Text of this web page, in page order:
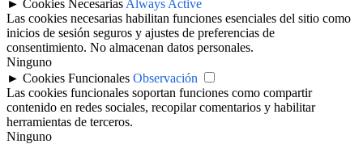
► Cookies Necesarias Always Active
Las cookies necesarias habilitan funciones esenciales del sitio como
inicios de sesión seguros y ajustes de preferencias de
consentimiento. No almacenan datos personales.
Ninguno
► Cookies Funcionales Observación
Las cookies funcionales soportan funciones como compartir
contenido en redes sociales, recopilar comentarios y habilitar
herramientas de terceros.
Ninguno